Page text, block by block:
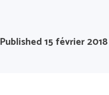
Published15 février 2018